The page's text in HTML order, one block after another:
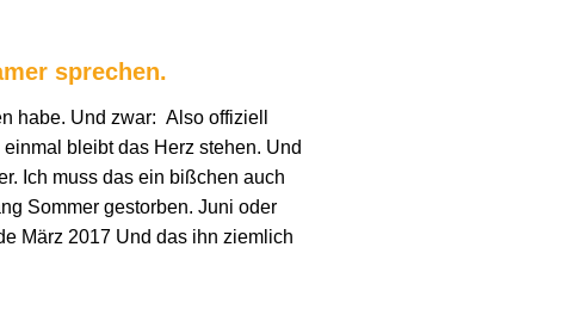
sprechen.
habe. Und zwar: Also offiziell
bleibt das Herz stehen. Und
Ich muss das ein bißchen auch
Sommer gestorben. Juni oder
März 2017 Und das ihn ziemlich